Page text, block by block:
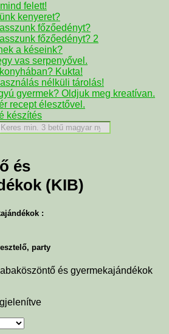
felett!
kenyeret?
főzőedényt?
főzőedényt? 2
a késeink?
vas serpenyővel.
Kukta!
nélküli tárolás!
gyermek? Oldjuk meg kreatívan.
recept élesztővel.
készítés
és
(KIB)
:
party
és gyermekajándékok